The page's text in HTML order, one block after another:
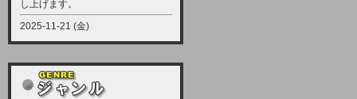
し上げます。
2025-11-21 (金)
【サーバーメンテナンス実施につい
12月21日（日曜日）午前9：00か